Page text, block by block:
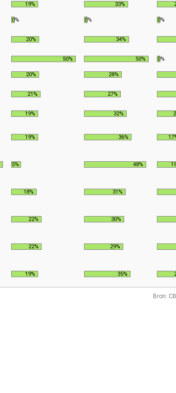
19% 33%
0% 0% 0%
20% 34%
50% 50% 0%
20% 28%
21% 27%
19% 32%
19% 36%
5% 48%
18% 31%
22% 30%
22% 29%
19% 35%
Bron: